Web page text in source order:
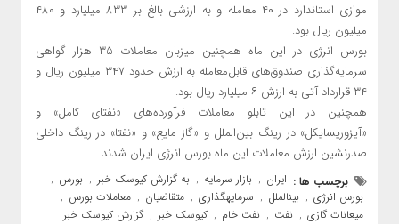
موازی استاندارد در ۴۰ معامله و به ارزشی بالغ بر ۸۳۳ میلیارد و ۴۸۰
میلیون ریال بود.
بورس انرژی در این ماه همچنین میزبان معاملات ۳۵ هزار گواهی
سرمایه‌گذاری صندوق‌های قابل‌معامله به ارزش حدود ۳۴۷ میلیون ریال و
۳۴ قرارداد آتی به ارزش ۶ میلیارد ریال بود.
همچنین در این تابلو معاملات فرآورده‌های «نفتای کامل» و
«آیزوریسایکل» در رینگ بین‌الملل و «گاز مایع» و «نفتا» در رینگ داخلی
صدرنشین ارزش معاملات این ماه بورس انرژی ایران شدند.
برچسب ها : ایران , بازار سرمایه , به گزارش کیوسک خبر , بورس ,
بورس انرژی , بینالملل , سرمایهگذاری , متقاضیان , معاملات بورس ,
میعانات گازی , نفت , نفت خام , کیوسک خبر , گزارش کیوسک خبر